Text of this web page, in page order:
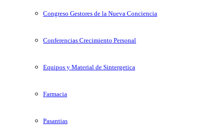
Congreso Gestores de la Nueva Conciencia
Conferencias Crecimiento Personal
Equipos y Material de Sintergetica
Farmacia
Pasantias